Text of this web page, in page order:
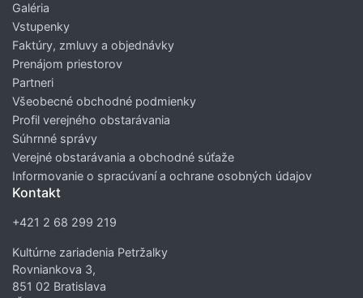
Galéria
Vstupenky
Faktúry, zmluvy a objednávky
Prenájom priestorov
Partneri
Všeobecné obchodné podmienky
Profil verejného obstarávania
Súhrnné správy
Verejné obstarávania a obchodné súťaže
Informovanie o spracúvaní a ochrane osobných údajov
Kontakt
+421 2 68 299 219
Kultúrne zariadenia Petržalky
Rovniankova 3,
851 02 Bratislava